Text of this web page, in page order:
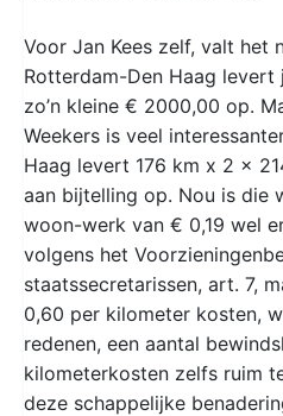
Voor Jan Kees zelf, valt het
Rotterdam-Den Haag
zo’n kleine € 2000,00 op.
Weekers is veel
Haag levert 176 km x 2 x
aan bijtelling op. Nou is die
woon-werk van € 0,19 wel
volgens het
staatssecretarissen, art. 7,
0,60 per kilometer kosten,
redenen, een aantal
kilometerkosten zelfs ruim
deze schappelijke